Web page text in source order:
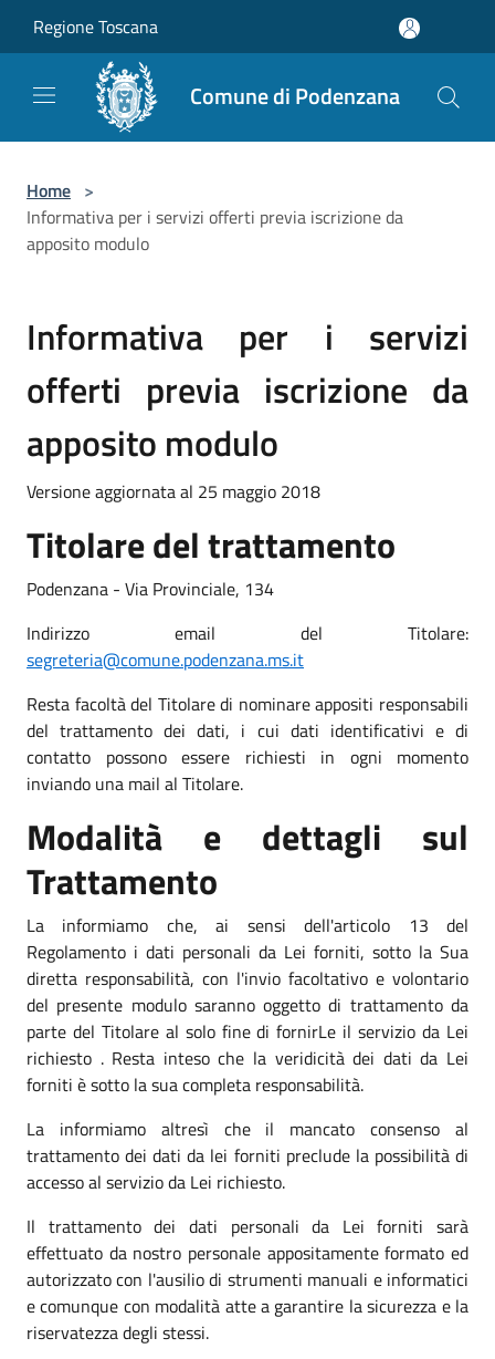
Regione Toscana
Comune di Podenzana
Home >
Informativa per i servizi offerti previa iscrizione da
apposito modulo
Informativa per i servizi
offerti previa iscrizione da
apposito modulo
Versione aggiornata al 25 maggio 2018
Titolare del trattamento
Podenzana - Via Provinciale, 134
Indirizzo email del Titolare:
segreteria@comune.podenzana.ms.it
Resta facoltà del Titolare di nominare appositi responsabili
del trattamento dei dati, i cui dati identificativi e di
contatto possono essere richiesti in ogni momento
inviando una mail al Titolare.
Modalità e dettagli sul
Trattamento
La informiamo che, ai sensi dell'articolo 13 del
Regolamento i dati personali da Lei forniti, sotto la Sua
diretta responsabilità, con l'invio facoltativo e volontario
del presente modulo saranno oggetto di trattamento da
parte del Titolare al solo fine di fornirLe il servizio da Lei
richiesto . Resta inteso che la veridicità dei dati da Lei
forniti è sotto la sua completa responsabilità.
La informiamo altresì che il mancato consenso al
trattamento dei dati da lei forniti preclude la possibilità di
accesso al servizio da Lei richiesto.
Il trattamento dei dati personali da Lei forniti sarà
effettuato da nostro personale appositamente formato ed
autorizzato con l'ausilio di strumenti manuali e informatici
e comunque con modalità atte a garantire la sicurezza e la
riservatezza degli stessi.